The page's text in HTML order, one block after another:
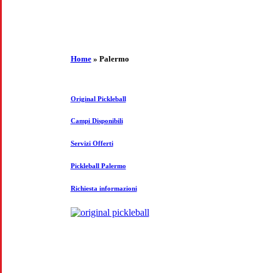
Home» Palermo
Original Pickleball
Campi Disponibili
Servizi Offerti
Pickleball Palermo
Richiesta informazioni